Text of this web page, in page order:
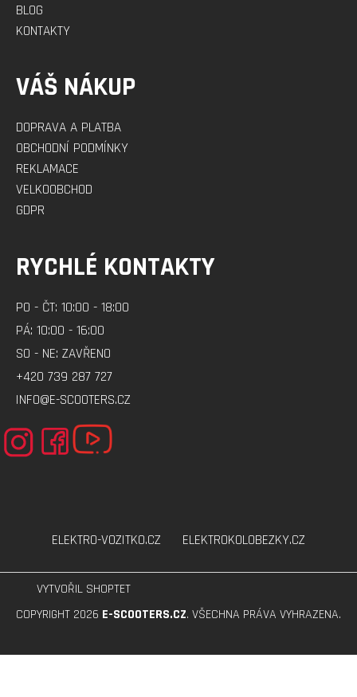
BLOG
KONTAKTY
VÁŠ NÁKUP
DOPRAVA A PLATBA
OBCHODNÍ PODMÍNKY
REKLAMACE
VELKOOBCHOD
GDPR
RYCHLÉ KONTAKTY
PO - ČT: 10:00 - 18:00
PÁ: 10:00 - 16:00
SO - NE: ZAVŘENO
+420 739 287 727
INFO@E-SCOOTERS.CZ
ELEKTRO-VOZITKO.CZ ELEKTROKOLOBEZKY.CZ
VYTVOŘIL SHOPTET
COPYRIGHT 2026 E-SCOOTERS.CZ. VŠECHNA PRÁVA VYHRAZENA.